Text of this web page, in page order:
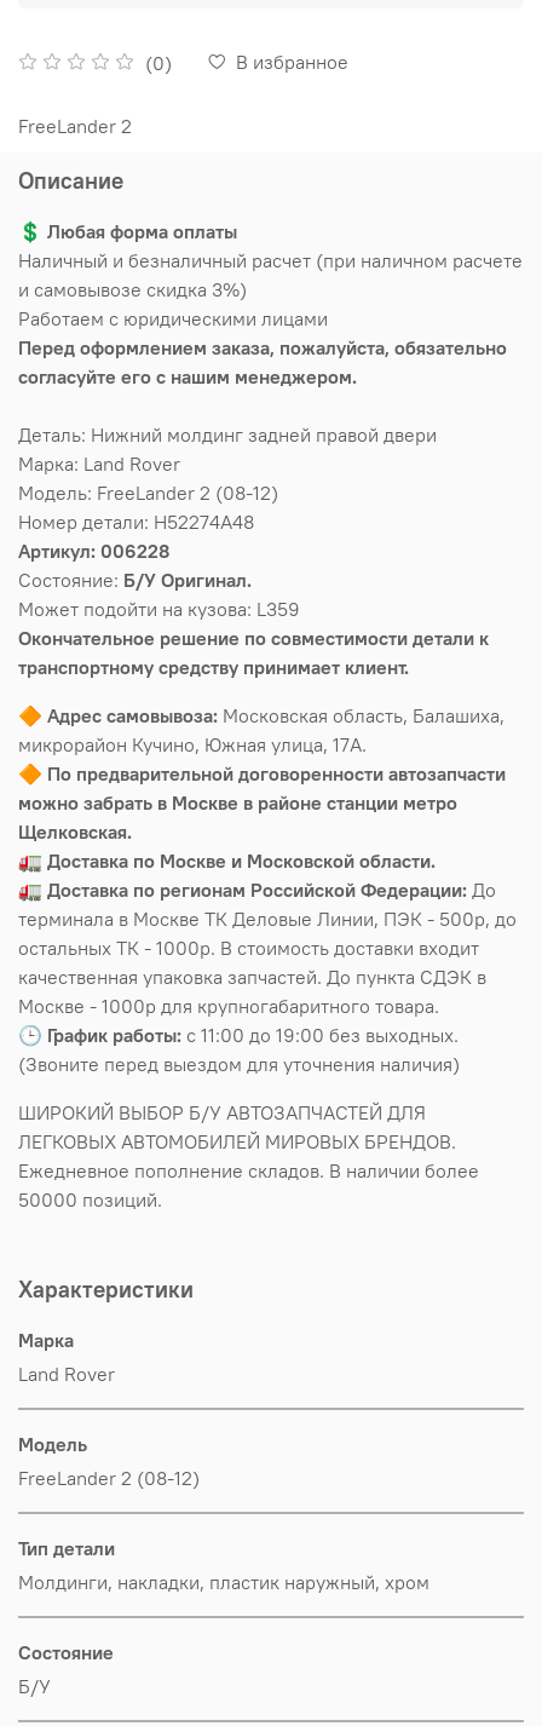
(0) В избранное
FreeLander 2
Описание
💲 Любая форма оплаты
Наличный и безналичный расчет (при наличном расчете
и самовывозе скидка 3%)
Работаем с юридическими лицами
Перед оформлением заказа, пожалуйста, обязательно
согласуйте его с нашим менеджером.
Деталь: Нижний молдинг задней правой двери
Марка: Land Rover
Модель: FreeLander 2 (08-12)
Номер детали: H52274A48
Артикул: 006228
Состояние: Б/У Оригинал.
Может подойти на кузова: L359
Окончательное решение по совместимости детали к
транспортному средству принимает клиент.
🔶 Адрес самовывоза: Московская область, Балашиха,
микрорайон Кучино, Южная улица, 17А.
🔶 По предварительной договоренности автозапчасти
можно забрать в Москве в районе станции метро
Щелковская.
🚛 Доставка по Москве и Московской области.
🚛 Доставка по регионам Российской Федерации: До
терминала в Москве ТК Деловые Линии, ПЭК - 500р, до
остальных ТК - 1000р. В стоимость доставки входит
качественная упаковка запчастей. До пункта СДЭК в
Москве - 1000р для крупногабаритного товара.
🕒 График работы: с 11:00 до 19:00 без выходных.
(Звоните перед выездом для уточнения наличия)
ШИРОКИЙ ВЫБОР Б/У АВТОЗАПЧАСТЕЙ ДЛЯ
ЛЕГКОВЫХ АВТОМОБИЛЕЙ МИРОВЫХ БРЕНДОВ.
Ежедневное пополнение складов. В наличии более
50000 позиций.
Характеристики
Марка
Land Rover
Модель
FreeLander 2 (08-12)
Тип детали
Молдинги, накладки, пластик наружный, хром
Состояние
Б/У